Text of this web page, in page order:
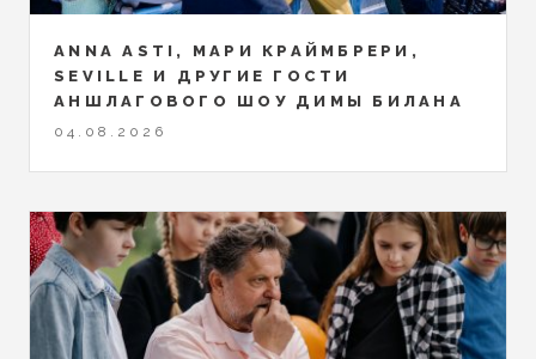
ANNA ASTI, МАРИ КРАЙМБРЕРИ,
SEVILLE И ДРУГИЕ ГОСТИ
АНШЛАГОВОГО ШОУ ДИМЫ БИЛАНА
04.08.2026